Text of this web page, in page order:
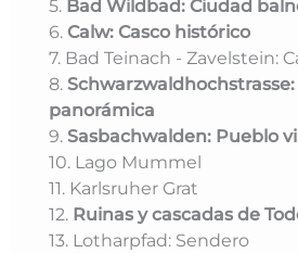
5. Bad Wildbad: Ciudad
6.Calw: Casco histórico
7. Bad Teinach - Zavelstein:
8.
panorámica
9.Sasbachwalden: Pueblo
10. Lago Mummel
11. Karlsruher Grat
12. Ruinas y cascadas de
13. Lotharpfad: Sendero